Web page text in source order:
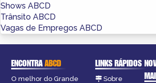
Shows ABCD
Trânsito ABCD
Vagas de Empregos ABCD
ENCONTRAABCD
O melhor do Grande
LINKS RÁPIDOS
Sobre